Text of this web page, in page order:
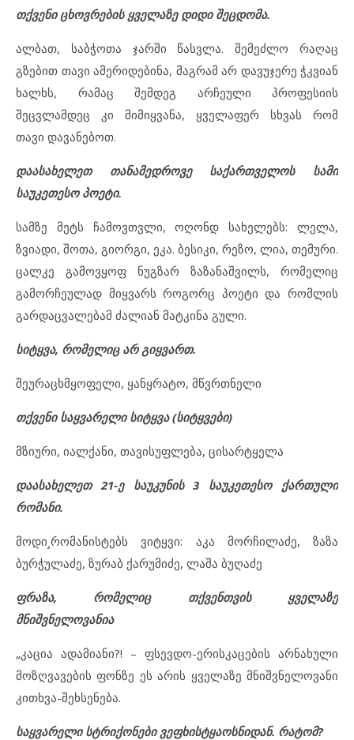
თქვენი ცხოვრების ყველაზე დიდი შეცდომა.
ალბათ, საბჭოთა ჯარში წასვლა. შემეძლო რაღაც
გზებით თავი ამერიდებინა, მაგრამ არ დავუჯერე ჭკვიან
ხალხს, რამაც შემდეგ არჩეული პროფესიის
შეცვლამდეც კი მიმიყვანა, ყველაფერ სხვას რომ
თავი დავანებოთ.
დაასახელეთ თანამედროვე საქართველოს სამი
საუკეთესო პოეტი.
სამზე მეტს ჩამოვთვლი, ოღონდ სახელებს: ლელა,
ზვიადი, შოთა, გიორგი, ეკა. ბესიკი, რეზო, ლია, თემური.
ცალკე გამოვყოფ ნუგზარ ზაზანაშვილს, რომელიც
გამორჩეულად მიყვარს როგორც პოეტი და რომლის
გარდაცვალებამ ძალიან მატკინა გული.
სიტყვა, რომელიც არ გიყვართ.
შეურაცხმყოფელი, ყანყრატო, მწვრთნელი
თქვენი საყვარელი სიტყვა (სიტყვები)
მზიური, იალქანი, თავისუფლება, ცისარტყელა
დაასახელეთ 21-ე საუკუნის 3 საუკეთესო ქართული
რომანი.
მოდი¸რომანისტებს ვიტყვი: აკა მორჩილაძე, ზაზა
ბურჭულაძე, ზურაბ ქარუმიძე, ლაშა ბუღაძე
ფრაზა, რომელიც თქვენთვის ყველაზე
მნიშვნელოვანია
„კაცია ადამიანი?! – ფსევდო-ერისკაცების არნახული
მოზღვავების ფონზე ეს არის ყველაზე მნიშვნელოვანი
კითხვა-შეხსენება.
საყვარელი სტრიქონები ვეფხისტყაოსნიდან. რატომ?